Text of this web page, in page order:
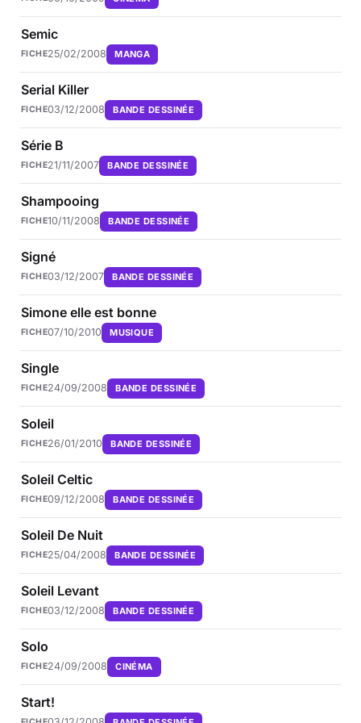
Semic
FICHE25/02/2008 MANGA
Serial Killer
FICHE03/12/2008 BANDE DESSINÉE
Série B
FICHE21/11/2007 BANDE DESSINÉE
Shampooing
FICHE10/11/2008 BANDE DESSINÉE
Signé
FICHE03/12/2007 BANDE DESSINÉE
Simone elle est bonne
FICHE07/10/2010 MUSIQUE
Single
FICHE24/09/2008 BANDE DESSINÉE
Soleil
FICHE26/01/2010 BANDE DESSINÉE
Soleil Celtic
FICHE09/12/2008 BANDE DESSINÉE
Soleil De Nuit
FICHE25/04/2008 BANDE DESSINÉE
Soleil Levant
FICHE03/12/2008 BANDE DESSINÉE
Solo
FICHE24/09/2008 CINÉMA
Start!